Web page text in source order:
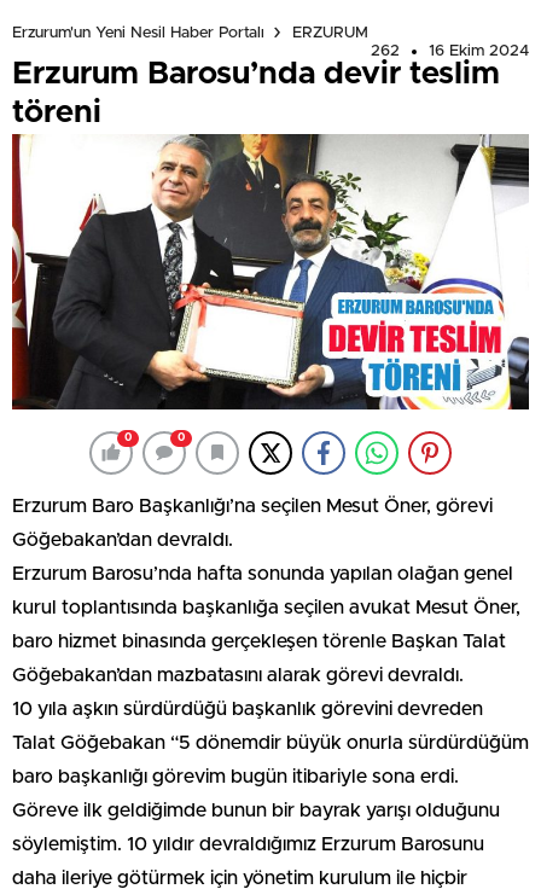
Erzurum'un Yeni Nesil Haber Portalı
ERZURUM
262
16 Ekim 2024
Erzurum Barosu’nda devir teslim
töreni
0 0
Erzurum Baro Başkanlığı’na seçilen Mesut Öner, görevi
Göğebakan’dan devraldı.
Erzurum Barosu’nda hafta sonunda yapılan olağan genel
kurul toplantısında başkanlığa seçilen avukat Mesut Öner,
baro hizmet binasında gerçekleşen törenle Başkan Talat
Göğebakan’dan mazbatasını alarak görevi devraldı.
10 yıla aşkın sürdürdüğü başkanlık görevini devreden
Talat Göğebakan “5 dönemdir büyük onurla sürdürdüğüm
baro başkanlığı görevim bugün itibariyle sona erdi.
Göreve ilk geldiğimde bunun bir bayrak yarışı olduğunu
söylemiştim. 10 yıldır devraldığımız Erzurum Barosunu
daha ileriye götürmek için yönetim kurulum ile hiçbir